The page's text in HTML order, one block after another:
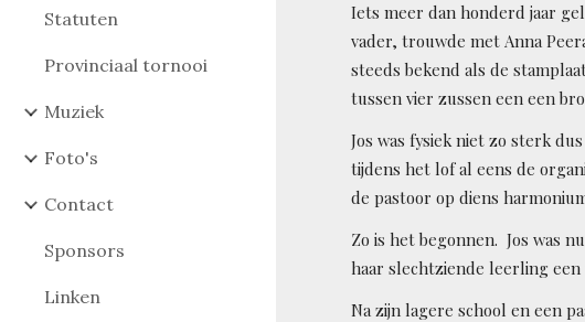
Statuten
Provinciaal tornooi
Muziek
Foto's
Contact
Sponsors
Linken
Iets meer dan honderd jaar
vader, trouwde met Anna
steeds bekend als de
tussen vier zussen een een
Jos was fysiek niet zo sterk
tijdens het lof al eens de
de pastoor op diens
Zo is het begonnen. Jos was
haar slechtziende leerling
Na zijn lagere school en een